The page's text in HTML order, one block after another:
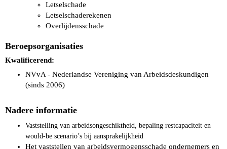
Letselschade
Letselschaderekenen
Overlijdensschade
Beroepsorganisaties
Kwalificerend:
NVvA - Nederlandse Vereniging van Arbeidsdeskundigen
(sinds 2006)
Nadere informatie
Vaststelling van arbeidsongeschiktheid, bepaling restcapaciteit en
would-be scenario’s bij aansprakelijkheid
Het vaststellen van arbeidsvermogensschade ondernemers en